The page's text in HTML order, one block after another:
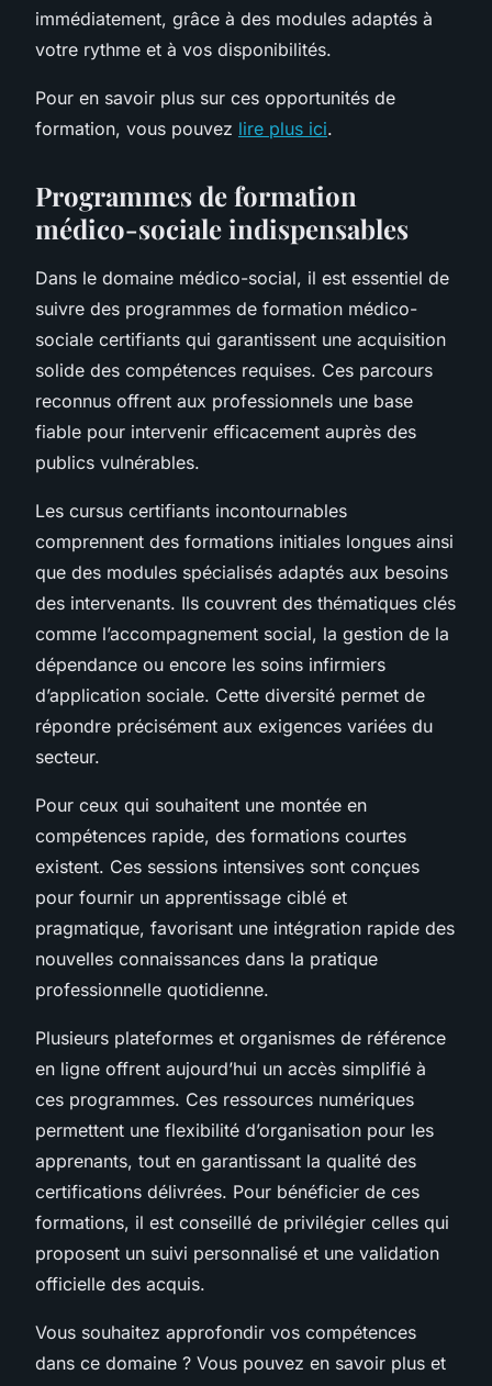
immédiatement, grâce à des modules adaptés à
votre rythme et à vos disponibilités.
Pour en savoir plus sur ces opportunités de
formation, vous pouvez lire plus ici.
Programmes de formation
médico-sociale indispensables
Dans le domaine médico-social, il est essentiel de
suivre des programmes de formation médico-
sociale certifiants qui garantissent une acquisition
solide des compétences requises. Ces parcours
reconnus offrent aux professionnels une base
fiable pour intervenir efficacement auprès des
publics vulnérables.
Les cursus certifiants incontournables
comprennent des formations initiales longues ainsi
que des modules spécialisés adaptés aux besoins
des intervenants. Ils couvrent des thématiques clés
comme l’accompagnement social, la gestion de la
dépendance ou encore les soins infirmiers
d’application sociale. Cette diversité permet de
répondre précisément aux exigences variées du
secteur.
Pour ceux qui souhaitent une montée en
compétences rapide, des formations courtes
existent. Ces sessions intensives sont conçues
pour fournir un apprentissage ciblé et
pragmatique, favorisant une intégration rapide des
nouvelles connaissances dans la pratique
professionnelle quotidienne.
Plusieurs plateformes et organismes de référence
en ligne offrent aujourd’hui un accès simplifié à
ces programmes. Ces ressources numériques
permettent une flexibilité d’organisation pour les
apprenants, tout en garantissant la qualité des
certifications délivrées. Pour bénéficier de ces
formations, il est conseillé de privilégier celles qui
proposent un suivi personnalisé et une validation
officielle des acquis.
Vous souhaitez approfondir vos compétences
dans ce domaine ? Vous pouvez en savoir plus et